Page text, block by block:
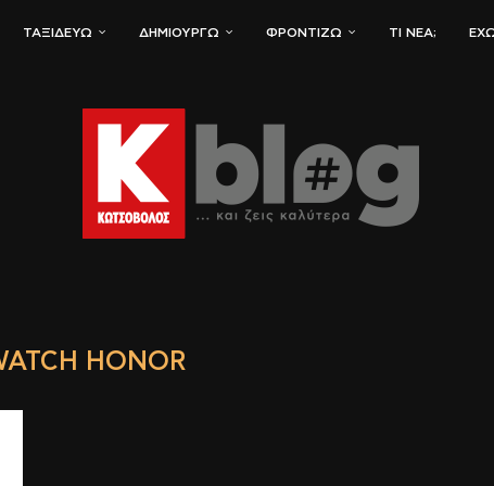
ΤΑΞΙΔΕΎΩ ΔΗΜΙΟΥΡΓΏ ΦΡΟΝΤΊΖΩ ΤΙ ΝΈΑ;
HONOR